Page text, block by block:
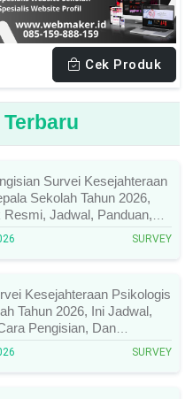
Cek Produk
Survei Kesejahteraan
Sekolah Tahun 2026,
Resmi, Jadwal, Panduan,
Wajib Diperhatikan!
SURVEY
Kesejahteraan Psikologis
Tahun 2026, Ini Jadwal,
Pengisian, Dan
SURVEY